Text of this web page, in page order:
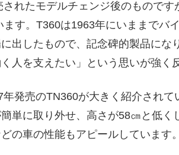
れたモデルチェンジ後のもので
す。T360は1963年にいままでバ
出したもので、記念碑的製品にな
人を支えたい」という思いが強く
発売のTN360が大きく紹介され
単に取り外せ、高さが58㎝と低
の車の性能もアピールしています。